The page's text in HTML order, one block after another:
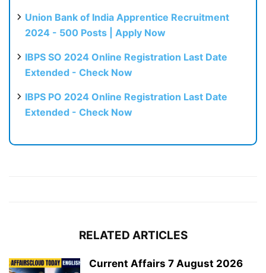
Union Bank of India Apprentice Recruitment
2024 - 500 Posts | Apply Now
IBPS SO 2024 Online Registration Last Date
Extended - Check Now
IBPS PO 2024 Online Registration Last Date
Extended - Check Now
RELATED ARTICLES
Current Affairs 7 August 2026